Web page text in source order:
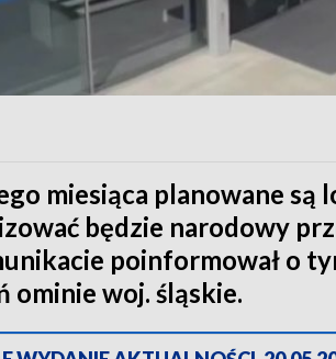
miesiąca planowane
będzie narodowy
poinformował o
ominie woj. śląskie.